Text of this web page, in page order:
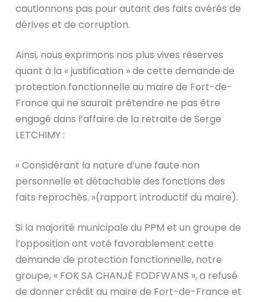
cautionnons pas pour autant des faits avérés de
dérives et de corruption.
Ainsi, nous exprimons nos plus vives réserves
quant à la « justification » de cette demande de
protection fonctionnelle au maire de Fort-de-
France qui ne saurait prétendre ne pas être
engagé dans l’affaire de la retraite de Serge
LETCHIMY :
« Considérant la nature d’une faute non
personnelle et détachable des fonctions des
faits reprochés. »(rapport introductif du maire).
Si la majorité municipale du PPM et un groupe de
l’opposition ont voté favorablement cette
demande de protection fonctionnelle, notre
groupe, « FOK SA CHANJÉ FODFWANS », a refusé
de donner crédit au maire de Fort-de-France et